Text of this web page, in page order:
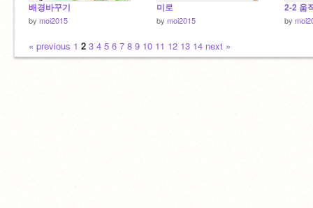
배경바꾸기
by moi2015
미로
by moi2015
2-2 움
by
« previous 1 2 3 4 5 6 7 8 9 10 11 12 13 14 next »